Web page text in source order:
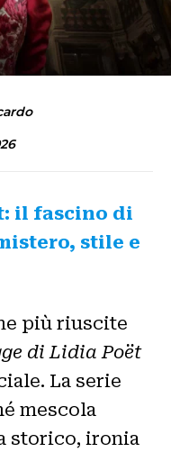
il fascino di
stile e
più riuscite
di Lidia Poët
La serie
mescola
storico, ironia